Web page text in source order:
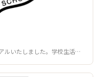
ルいたしました。学校生活…